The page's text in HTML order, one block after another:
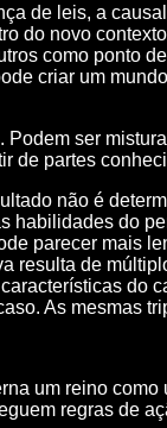
de leis, a
do novo
como ponto
criar um
Podem ser
de partes
não é
habilidades do
parecer mais
resulta de
do
As mesmas
um reino como
regras de